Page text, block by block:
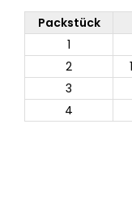
Packstück
1
2
3
4